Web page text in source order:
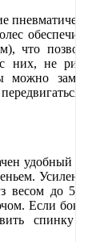
пневматические
обеспечивает
что позволяет
них, не рискуя
заменит
по
удобный бокс
Усиленный
весом до 50 кг.
Если бокс не
спинку для